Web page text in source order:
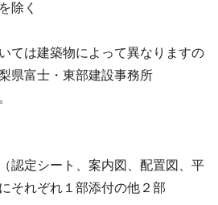
除く
ては建築物によって異なりますの
県富士・東部建設事務所
認定シート、案内図、配置図、平
それぞれ１部添付の他２部